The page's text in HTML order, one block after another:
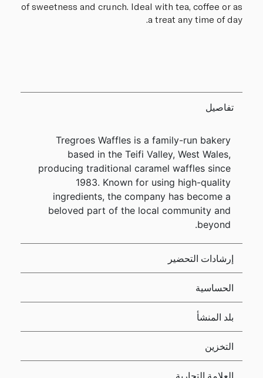
of sweetness and crunch. Ideal with tea, coffee or as
a treat any time of day.
تفاصيل
Tregroes Waffles is a family-run bakery
based in the Teifi Valley, West Wales,
producing traditional caramel waffles since
1983. Known for using high-quality
ingredients, the company has become a
beloved part of the local community and
beyond.
إرشادات التحضير
الحساسية
بلد المنشأ
التخزين
العلامة التجارية